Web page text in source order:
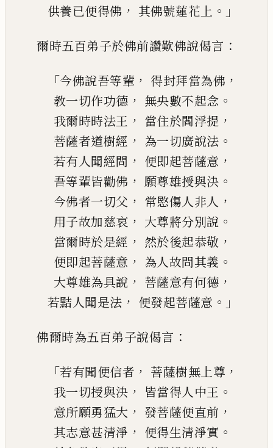
供養已便得佛 ， 其佛號蓮花上 。」
爾時五百弟子於佛前讚歎佛說偈言 ：
「今佛說吾等輩 ， 得封拜當為佛 ，
教一切作功德 ， 無央數不起念 。
我爾時時法王 ， 當住於閻浮提 ，
菩薩者道樹經 ， 為一切廣說法 。
若有人聞經問 ， 便即起菩薩意 ，
吾等輩皆勸佛 ， 願尊雄授與決 。
今佛者一切父 ， 常愍傷人非人 ，
用子故加慈哀 ， 大尊將分別說 。
當爾時於是經 ， 然於後起恭敬 ，
便即起菩薩意 ， 為人故問其義 。
大尊雄為具說 ， 菩薩意有何德 ，
若黠人聞是法 ， 便發起菩薩意 。」
佛爾時為五百弟子說偈言 ：
「若有聞便信者 ， 菩薩樹無上尊 ，
我一切授與決 ， 皆當得人中王 。
意所願勇猛大 ， 發菩薩便直前 ，
其志意甚清淨 ， 便得生清淨實 。